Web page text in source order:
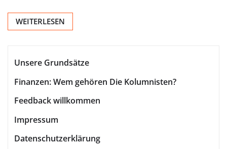
WEITERLESEN
Unsere Grundsätze
Finanzen: Wem gehören Die Kolumnisten?
Feedback willkommen
Impressum
Datenschutzerklärung